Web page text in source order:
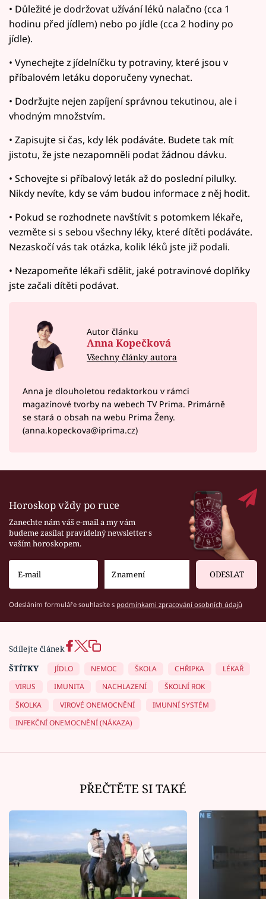
• Důležité je dodržovat užívání léků nalačno (cca 1
hodinu před jídlem) nebo po jídle (cca 2 hodiny po
jídle).
• Vynechejte z jídelníčku ty potraviny, které jsou v
příbalovém letáku doporučeny vynechat.
• Dodržujte nejen zapíjení správnou tekutinou, ale i
vhodným množstvím.
• Zapisujte si čas, kdy lék podáváte. Budete tak mít
jistotu, že jste nezapomněli podat žádnou dávku.
• Schovejte si příbalový leták až do poslední pilulky.
Nikdy nevíte, kdy se vám budou informace z něj hodit.
• Pokud se rozhodnete navštívit s potomkem lékaře,
vezměte si s sebou všechny léky, které dítěti podáváte.
Nezaskočí vás tak otázka, kolik léků jste již podali.
• Nezapomeňte lékaři sdělit, jaké potravinové doplňky
jste začali dítěti podávat.
Autor článku
Anna Kopečková
Všechny články autora
Anna je dlouholetou redaktorkou v rámci
magazínové tvorby na webech TV Prima. Primárně
se stará o obsah na webu Prima Ženy.
(anna.kopeckova@iprima.cz)
Horoskop vždy po ruce
Zanechte nám váš e-mail a my vám
budeme zasílat pravidelný newsletter s
vaším horoskopem.
ODESLAT
Odesláním formuláře souhlasíte s podmínkami zpracování osobních údajů
Sdílejte článek
ŠTÍTKY
JÍDLO NEMOC ŠKOLA CHŘIPKA
LÉKAŘ
VIRUS
IMUNITA NACHLAZENÍ
ŠKOLNÍ ROK
ŠKOLKA
VIROVÉ ONEMOCNĚNÍ
IMUNNÍ SYSTÉM
INFEKČNÍ ONEMOCNĚNÍ (NÁKAZA)
PŘEČTĚTE SI TAKÉ